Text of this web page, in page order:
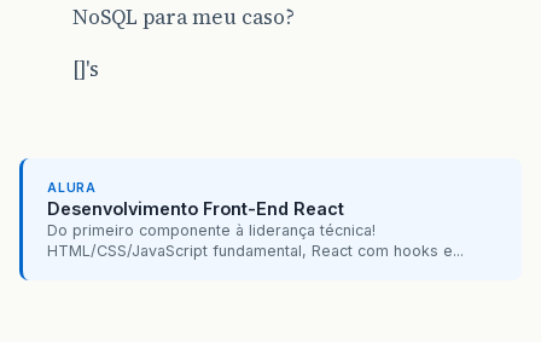
NoSQL para meu caso?
[]'s
ALURA
Desenvolvimento Front-End React
Do primeiro componente à liderança técnica!
HTML/CSS/JavaScript fundamental, React com hooks e...